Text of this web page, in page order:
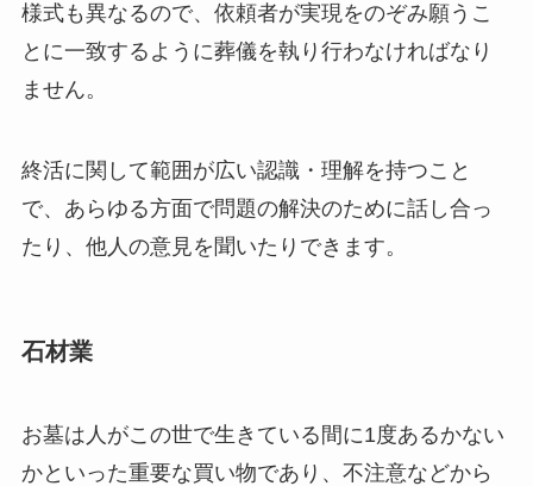
様式も異なるので、依頼者が実現をのぞみ願うこ
とに一致するように葬儀を執り行わなければなり
ません。
終活に関して範囲が広い認識・理解を持つこと
で、あらゆる方面で問題の解決のために話し合っ
たり、他人の意見を聞いたりできます。
石材業
お墓は人がこの世で生きている間に1度あるかない
かといった重要な買い物であり、不注意などから